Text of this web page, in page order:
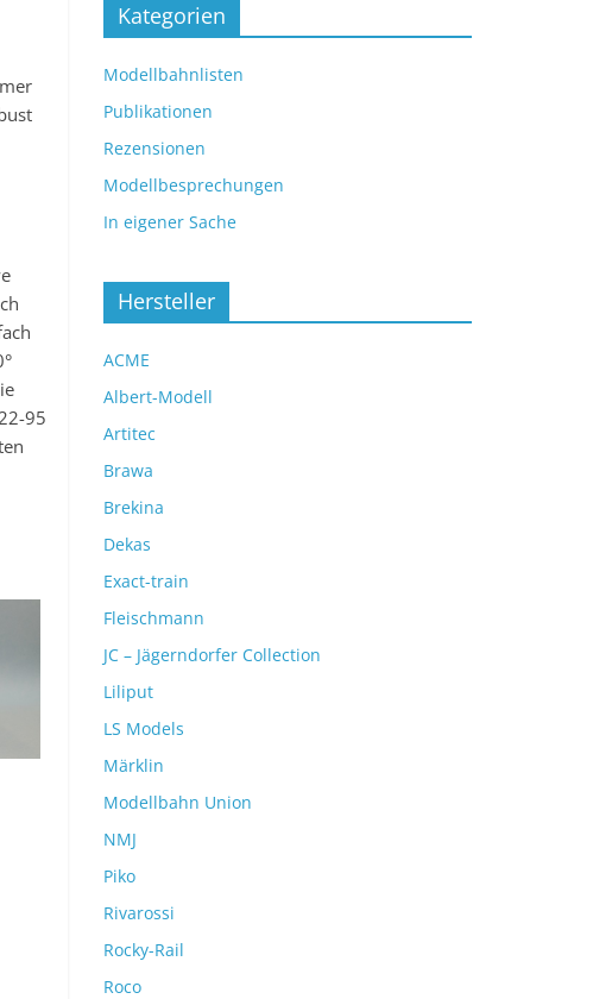
95
Kategorien
Modellbahnlisten
Publikationen
Rezensionen
Modellbesprechungen
In eigener Sache
Hersteller
ACME
Albert-Modell
Artitec
Brawa
Brekina
Dekas
Exact-train
Fleischmann
JC – Jägerndorfer Collection
Liliput
LS Models
Märklin
Modellbahn Union
NMJ
Piko
Rivarossi
Rocky-Rail
Roco